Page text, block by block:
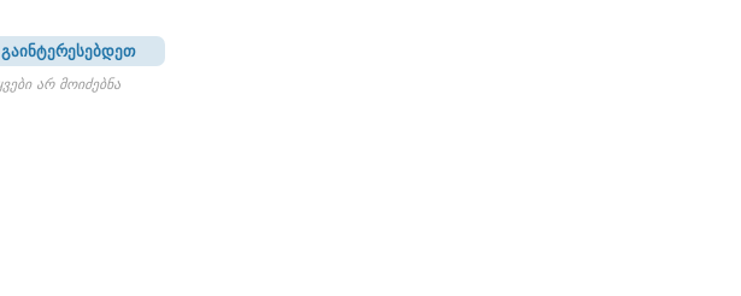
არ მოიძებნა